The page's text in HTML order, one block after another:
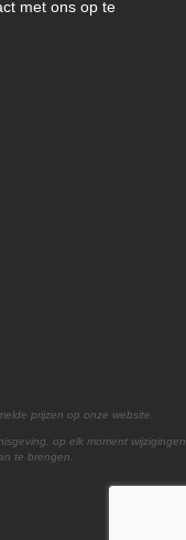
met ons op te
prijzen op onze website.
op elk moment wijzigingen
te brengen.